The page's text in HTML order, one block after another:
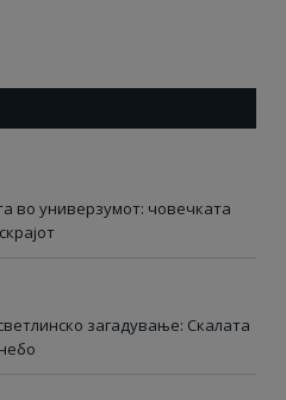
во универзумот: човечката
загадување: Скалата